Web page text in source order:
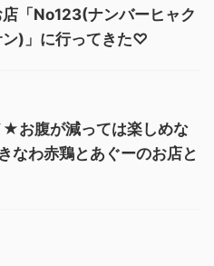
「No123(ナンバーヒャク
ン)」に行ってきた♡
★お腹が減っては楽しめな
なわ赤鶏とあぐーのお店と